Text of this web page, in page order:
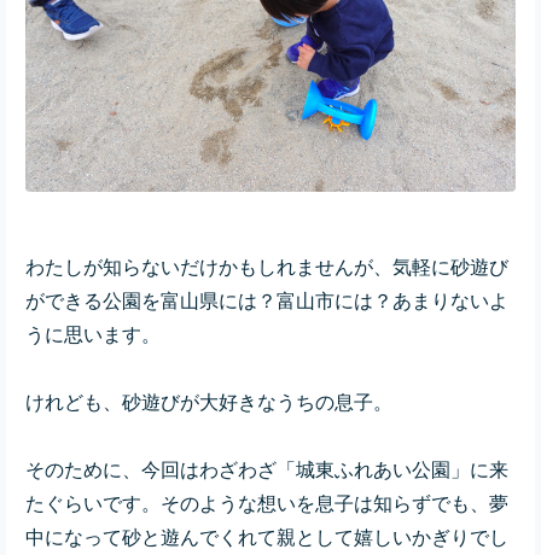
わたしが知らないだけかもしれませんが、気軽に砂遊び
ができる公園を富山県には？富山市には？あまりないよ
うに思います。
けれども、砂遊びが大好きなうちの息子。
そのために、今回はわざわざ「城東ふれあい公園」に来
たぐらいです。そのような想いを息子は知らずでも、 夢
中になって砂と遊んでくれて親として嬉しいかぎりでし